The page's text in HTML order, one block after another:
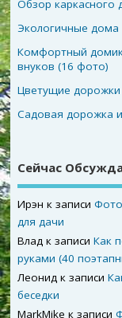
Обзор
Экологичные
Комфортный домик
внуков (16 фото)
Цветущие дорожки
Садовая дорожка
Сейчас
Ирэн к записи
для дачи
Владк записи Как
руками (40
Леонидк записи
беседки
MarkMike к записи